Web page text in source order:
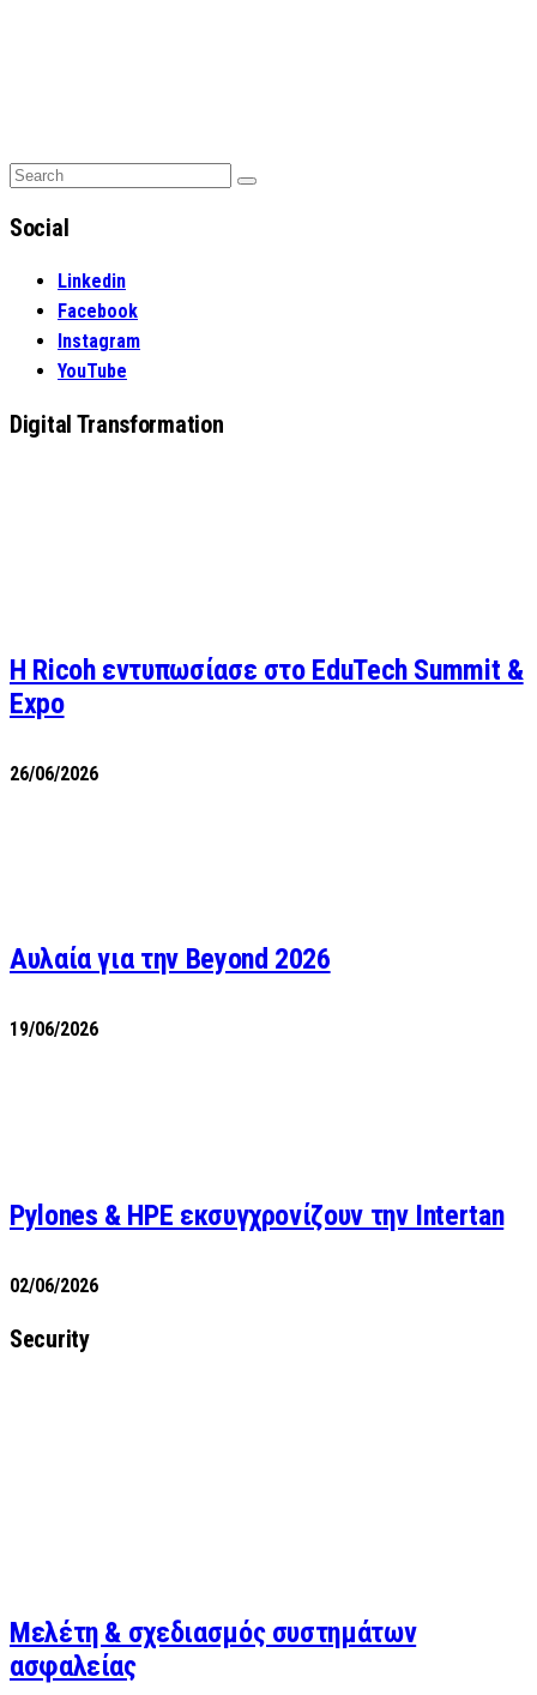
Search
Search
Social
Linkedin
Facebook
Instagram
YouTube
Digital Transformation
Η Ricoh εντυπωσίασε στο EduTech Summit &
Expo
26/06/2026
Αυλαία για την Beyond 2026
19/06/2026
Pylones & HPE εκσυγχρονίζουν την Intertan
02/06/2026
Security
Μελέτη & σχεδιασμός συστημάτων
ασφαλείας